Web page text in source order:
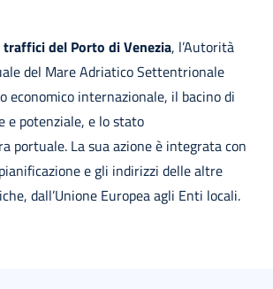
del Porto di Venezia, l’Autorità
del Mare Adriatico Settentrionale
economico internazionale, il bacino di
e potenziale, e lo stato
portuale. La sua azione è integrata con
e gli indirizzi delle altre
dall’Unione Europea agli Enti locali.